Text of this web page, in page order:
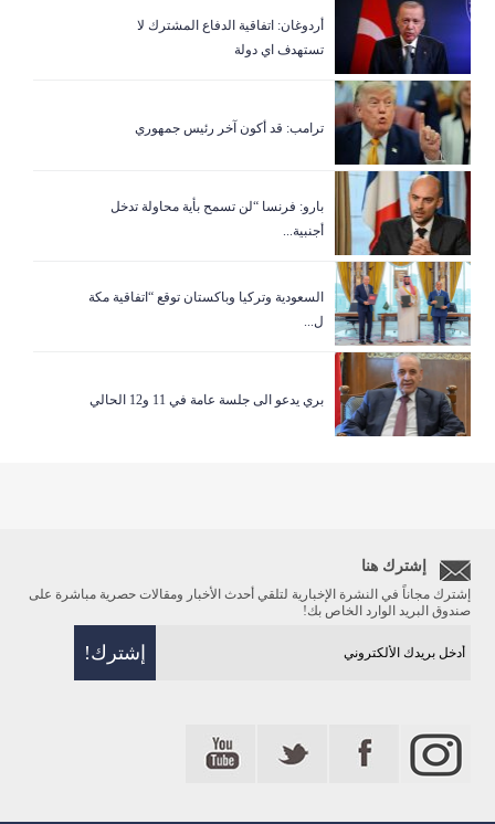
أردوغان: اتفاقية الدفاع المشترك لا
تستهدف اي دولة
ترامب: قد أكون آخر رئيس جمهوري
بارو: فرنسا “لن تسمح بأية محاولة تدخل
أجنبية...
السعودية وتركيا وباكستان توقع “اتفاقية مكة
ل...
بري يدعو الى جلسة عامة في 11 و12 الحالي
إشترك هنا
إشترك مجاناً في النشرة الإخبارية لتلقي أحدث الأخبار ومقالات حصرية مباشرة على
صندوق البريد الوارد الخاص بك!